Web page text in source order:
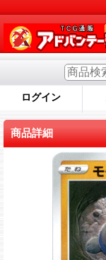
ログイン
商品詳細